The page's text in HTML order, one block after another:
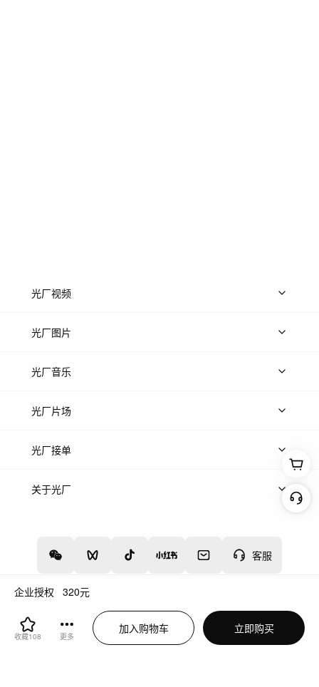
企业授权 320元
收藏108 更多
加入购物车 立即购买
客服
光厂视频
上传视频
光厂图片
上传图片
光厂音乐
热门音乐
光厂片场
上传案例
光厂接单
上架服务
关于光厂
增值电信业务经营许可证：川B2-20160192
蜀ICP备12020238号-4
川公网安备51019002000262 违法和不良信息举报中心